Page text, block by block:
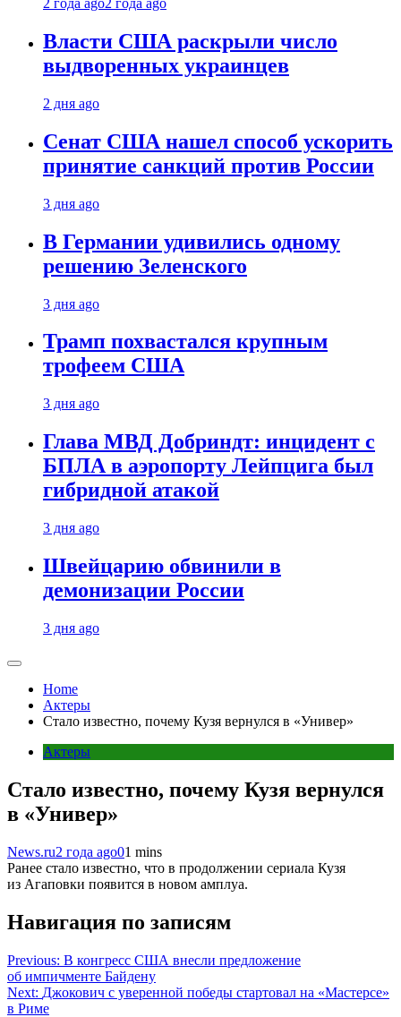
2 года ago2 года ago
Власти США раскрыли число
выдворенных украинцев
2 дня ago
Сенат США нашел способ ускорить
принятие санкций против России
3 дня ago
В Германии удивились одному
решению Зеленского
3 дня ago
Трамп похвастался крупным
трофеем США
3 дня ago
Глава МВД Добриндт: инцидент с
БПЛА в аэропорту Лейпцига был
гибридной атакой
3 дня ago
Швейцарию обвинили в
демонизации России
3 дня ago
Home
Актеры
Стало известно, почему Кузя вернулся в «Универ»
Актеры
Стало известно, почему Кузя вернулся
в «Универ»
News.ru2 года ago01 mins
Ранее стало известно, что в продолжении сериала Кузя
из Агаповки появится в новом амплуа.
Навигация по записям
Previous: В конгресс США внесли предложение
об импичменте Байдену
Next: Джокович с уверенной победы стартовал на «Мастерсе»
в Риме